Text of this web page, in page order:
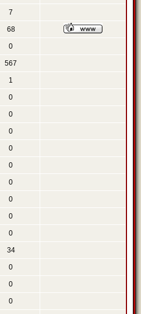
7
68
0
567
1
0
0
0
0
0
0
0
0
0
34
0
0
0